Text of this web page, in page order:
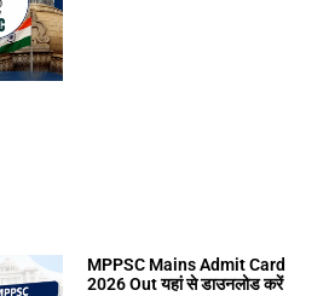
MPPSC Mains Admit Card
2026 Out यहां से डाउनलोड करें